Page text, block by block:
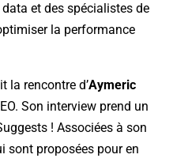
et des spécialistes de
la performance
la rencontre d’Aymeric
Son interview prend un
! Associées à son
sont proposées pour en